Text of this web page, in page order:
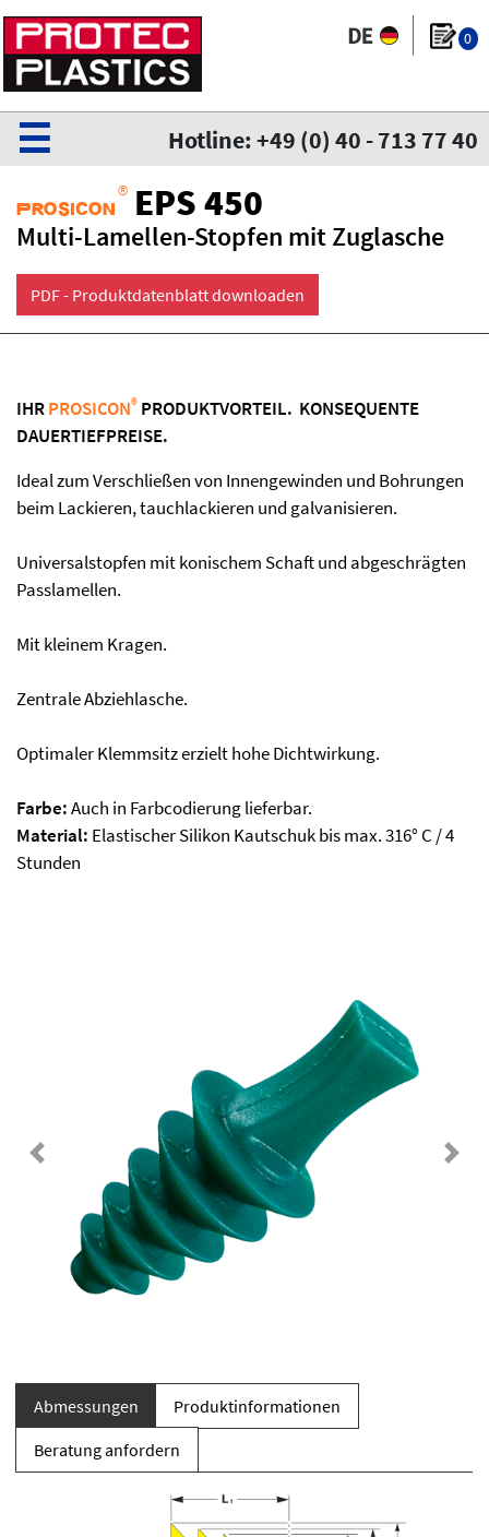
0
Hotline: +49 (0) 40 - 713 77 40
☰
Prosicon ® EPS 450
Multi-Lamellen-Stopfen mit Zuglasche
PDF - Produktdatenblatt downloaden
IHRPROSICON® PRODUKTVORTEIL. KONSEQUENTE
DAUERTIEFPREISE.
Ideal zum Verschließen von Innengewinden und Bohrungen
beim Lackieren, tauchlackieren und galvanisieren.
Universalstopfen mit konischem Schaft und abgeschrägten
Passlamellen.
Mit kleinem Kragen.
Zentrale Abziehlasche.
Optimaler Klemmsitz erzielt hohe Dichtwirkung.
Farbe:Auch in Farbcodierung lieferbar.
Material: Elastischer Silikon Kautschuk bis max. 316° C / 4
Stunden
Previous Next
Abmessungen
Produktinformationen
Beratung anfordern